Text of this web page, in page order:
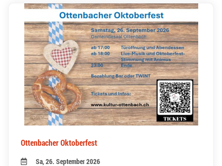
Ottenbacher Oktoberfest
Sa, 26. September 2026